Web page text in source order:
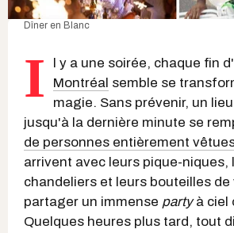
Dîner en Blanc
I
l y a une soirée, chaque fin
Montréal semble se
magie. Sans prévenir, un
jusqu'à la dernière minute se
de personnes entièrement
arrivent avec leurs pique-niques,
chandeliers et leurs bouteilles de
partager un immense partyà ciel
Quelques heures plus tard, tout